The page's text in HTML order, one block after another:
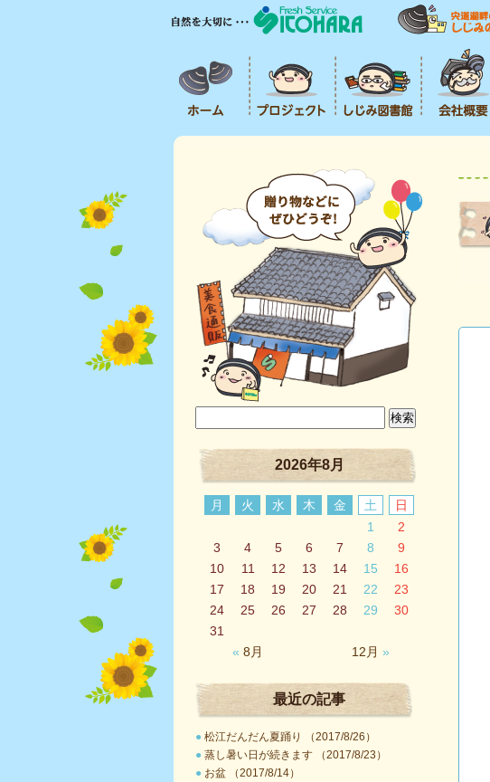
2026年8月
月 火 水 木 金 土 日
« 8月 12月 »
1
2
3
4 5 6 7 8
9
10
11 12 13 14 15
16
17
18 19 20 21 22
23
24
25 26 27 28 29
30
31
最近の記事
● 松江だんだん夏踊り （2017/8/26）
● 蒸し暑い日が続きます （2017/8/23）
● お盆 （2017/8/14）